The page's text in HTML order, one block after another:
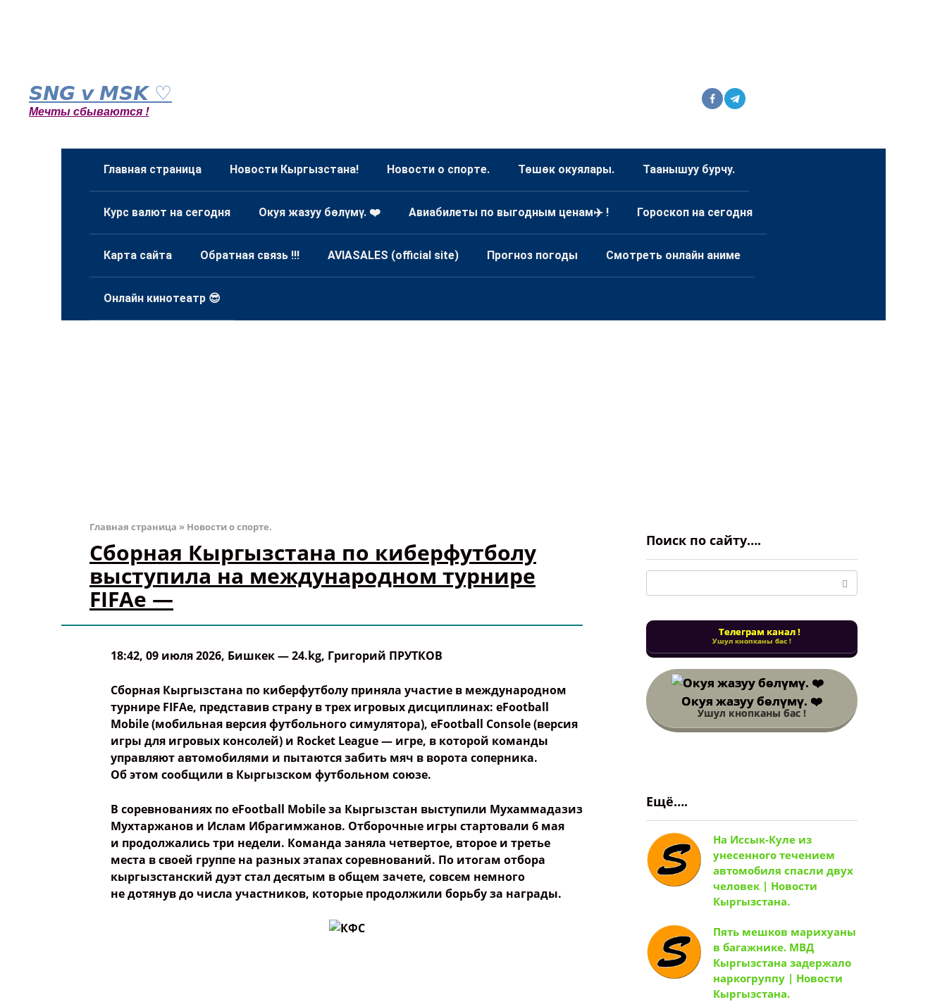
контенту𝙎𝙉𝙂 𝙫 𝙈𝙎𝙆 ♡
Мечты сбываются !
Главная страница Новости Кыргызстана! Новости о спорте. Төшөк окуялары. Таанышуу бурчу.
Курс валют на сегодня Окуя жазуу бөлүмү. ❤️ Авиабилеты по выгодным ценам✈️ ! Гороскоп на сегодня
Карта сайта Обратная связь !!! AVIASALES (official site) Прогноз погоды Смотреть онлайн аниме
Онлайн кинотеатр 😎
Главная страница » Новости о спорте.
Сборная Кыргызстана по киберфутболу
выступила на международном турнире
FIFAe —
18:42, 09 июля 2026, Бишкек —24.kg, Григорий ПРУТКОВ
Сборная Кыргызстана по киберфутболу приняла участие в международном
турнире FIFAe, представив страну в трех игровых дисциплинах: eFootball
Mobile (мобильная версия футбольного симулятора), eFootball Console (версия
игры для игровых консолей) и Rocket League — игре, в которой команды
управляют автомобилями и пытаются забить мяч в ворота соперника.
Об этом сообщили в Кыргызском футбольном союзе.
В соревнованиях по eFootball Mobile за Кыргызстан выступили Мухаммадазиз
Мухтаржанов и Ислам Ибрагимжанов. Отборочные игры стартовали 6 мая
и продолжались три недели. Команда заняла четвертое, второе и третье
места в своей группе на разных этапах соревнований. По итогам отбора
кыргызстанский дуэт стал десятым в общем зачете, совсем немного
не дотянув до числа участников, которые продолжили борьбу за награды.
Поиск по сайту….
Телеграм канал !
Ушул кнопканы бас !
Окуя жазуу бөлүмү. ❤️
Ушул кнопканы бас !
Ещё….
На Иссык-Куле из
унесенного течением
автомобиля спасли двух
человек | Новости
Кыргызстана.
Пять мешков марихуаны
в багажнике. МВД
Кыргызстана задержало
наркогруппу | Новости
Кыргызстана.